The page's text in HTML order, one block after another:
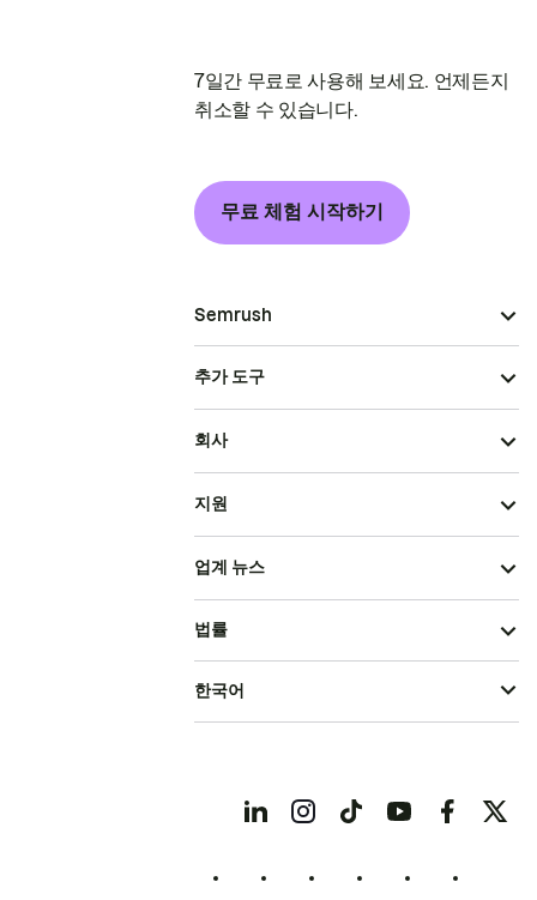
7일간 무료로 사용해 보세요. 언제든지
취소할 수 있습니다.
무료 체험 시작하기
Semrush
추가 도구
회사
지원
업계 뉴스
법률
한국어